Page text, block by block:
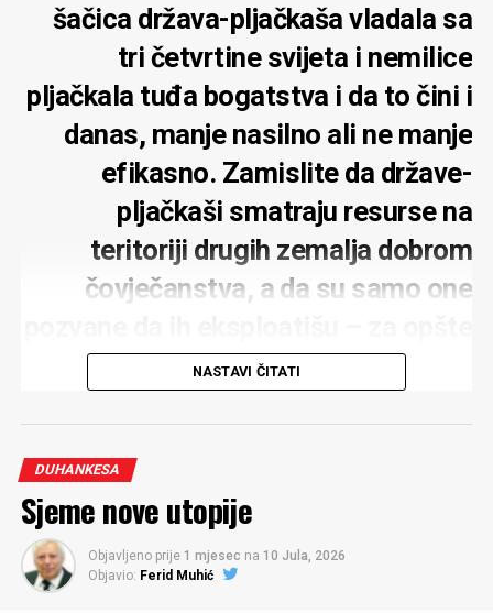
šačica država-pljačkaša vladala sa
tri četvrtine svijeta i nemilice
pljačkala tuđa bogatstva i da to čini i
danas, manje nasilno ali ne manje
efikasno. Zamislite da države-
pljačkaši smatraju resurse na
teritoriji drugih zemalja dobrom
čovječanstva, a da su samo one
dobro. Odahnite: U svijetu u kom
sociološka kategorija – ne postoji
NASTAVI ČITATI
DUHANKESA
Sjeme nove utopije
Objavljeno prije 1 mjesec na 10 Jula, 2026
Objavio: Ferid Muhić